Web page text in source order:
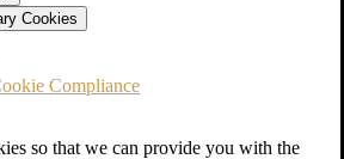
Cookies
Compliance
so that we can provide you with the